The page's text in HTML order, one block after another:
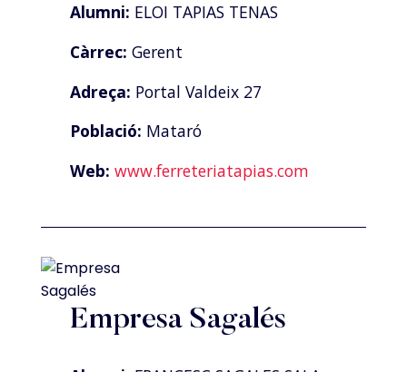
Alumni: ELOI TAPIAS TENAS
Càrrec: Gerent
Adreça: Portal Valdeix 27
Població: Mataró
Web: www.ferreteriatapias.com
Empresa Sagalés